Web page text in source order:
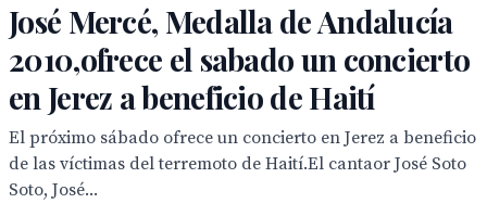
José Mercé, Medalla de Andalucía
2010,ofrece el sabado un concierto
en Jerez a beneficio de Haití
El próximo sábado ofrece un concierto en Jerez a beneficio
de las víctimas del terremoto de Haití.El cantaor José Soto
Soto, José...